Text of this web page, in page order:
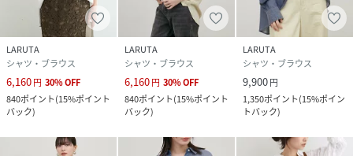
※着用、お取り扱いの際は、商品に付いている品質表示とア
テンションタグを必ずご確認ください。
【お気に入り登録でお得な情報がいっぱい】
・「商品のお気に入り登録」で再入荷通知や、ラスト1点の
通知、セール通知をいち早く受け取ることができます。
得な情報を受け取ることができます！
LARUTA
シャツ・ブラウス
6,160円 30%OFF
840ポイント(15%ポイント
バック)
LARUTA
シャツ・ブラウス
6,160円 30%OFF
840ポイント(15%ポイント
バック)
LARUTA
シャツ・ブラウス
9,900円
1,350ポイント(15%ポイン
トバック)